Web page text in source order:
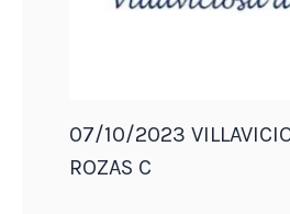
07/10/2023
ROZAS C